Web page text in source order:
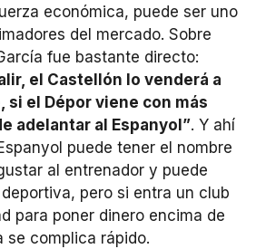
económica, puede ser uno
del mercado. Sobre
fue bastante directo:
el Castellón lo venderá a
si el Dépor viene con más
adelantar al Espanyol”. Y ahí
puede tener el nombre
al entrenador y puede
pero si entra un club
para poner dinero encima de
se complica rápido.